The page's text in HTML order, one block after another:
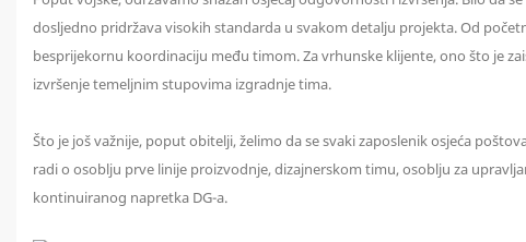
dosljedno pridržava visokih standarda u svakom detalju projekta. Od
besprijekornu koordinaciju među timom. Za vrhunske klijente, ono što je
izvršenje temeljnim stupovima izgradnje tima.
Što je još važnije, poput obitelji, želimo da se svaki zaposlenik osjeća
radi o osoblju prve linije proizvodnje, dizajnerskom timu, osoblju za
kontinuiranog napretka DG-a.